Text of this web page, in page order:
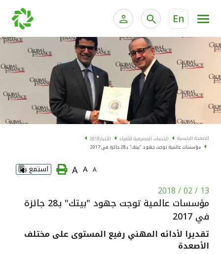
En
الخدمات المصرفية الإلكترونية للأفراد
الخدمات المصرفية الإلكترونية للشركات
خدمة "بيتك" للتداول الإلكتروني
الخدمات المصرفية للأفراد الخدمات المالية الخاصة
الحسابات المصرفية
البطاقات
"برامج العملاء"
الاستثمار
القنوات المصرفية
الصفحة الرئيسية الخدمات المصرفية للأفراد الأخبار2018
مؤسسات عالمية توجت جهود "بيتك" بـ28 جائزة في 2017
A
A
A استمع
13 / 02 / 2018
مؤسسات عالمية توجت جهود "بيتك" بـ28 جائزة
في 2017
تقديرا لأدائه المهني رفيع المستوى على مختلف
الأصعدة